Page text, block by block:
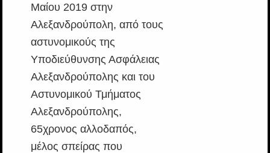
Μαίου 2019 στην
Αλεξανδρούπολη, από τους
αστυνομικούς της
Υποδιεύθυνσης Ασφάλειας
Αλεξανδρούπολης και του
Αστυνομικού Τμήματος
Αλεξανδρούπολης,
65χρονος αλλοδαπός,
μέλος σπείρας που